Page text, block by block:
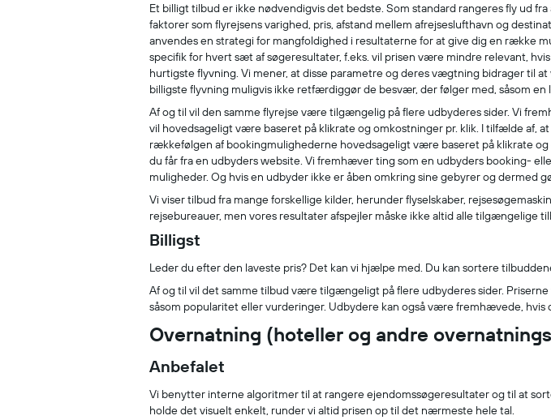
Et billigt tilbud er ikke nødvendigvis det bedste. Som standard rangeres fly ud
faktorer som flyrejsens varighed, pris, afstand mellem afrejseslufthavn og
anvendes en strategi for mangfoldighed i resultaterne for at give dig en række
specifik for hvert sæt af søgeresultater, f.eks. vil prisen være mindre relevant,
hurtigste flyvning. Vi mener, at disse parametre og deres vægtning bidrager til
billigste flyvning muligvis ikke retfærdiggør de besvær, der følger med, såsom en
Af og til vil den samme flyrejse være tilgængelig på flere udbyderes sider. Vi
vil hovedsageligt være baseret på klikrate og omkostninger pr. klik. I tilfælde af,
rækkefølgen af bookingmulighederne hovedsageligt være baseret på klikrate
du får fra en udbyders website. Vi fremhæver ting som en udbyders booking-
muligheder. Og hvis en udbyder ikke er åben omkring sine gebyrer og dermed
Vi viser tilbud fra mange forskellige kilder, herunder flyselskaber,
rejsebureauer, men vores resultater afspejler måske ikke altid alle tilgængelige
Billigst
Leder du efter den laveste pris? Det kan vi hjælpe med. Du kan sortere
Af og til vil det samme tilbud være tilgængeligt på flere udbyderes sider.
såsom popularitet eller vurderinger. Udbydere kan også være fremhævede, hvis
Overnatning (hoteller og andre
Anbefalet
Vi benytter interne algoritmer til at rangere ejendomssøgeresultater og til at
holde det visuelt enkelt, runder vi altid prisen op til det nærmeste hele tal.